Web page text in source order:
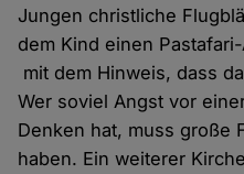
Jungen christliche
dem Kind einen
mit dem Hinweis, dass
Wer soviel Angst vor
Denken hat, muss große
haben. Ein weiterer